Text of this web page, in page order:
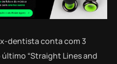
dentista conta com 3
“Straight Lines and